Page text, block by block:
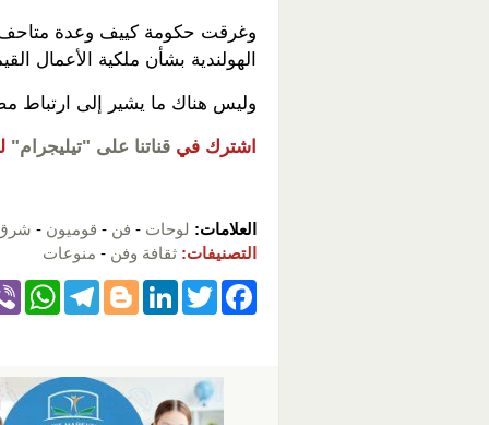
وغرقت حكومة كييف وعدة متاحف
الهولندية بشأن ملكية الأعمال
وليس هناك ما يشير إلى ارتباط
اشترك في قناتنا على "تيليجرام"
العلامات: لوحات - فن - قوميون - شرق
التصنيفات: ثقافة وفن - منوعات
F
e
T
er
Li
e
Bl
g
T
gr
s